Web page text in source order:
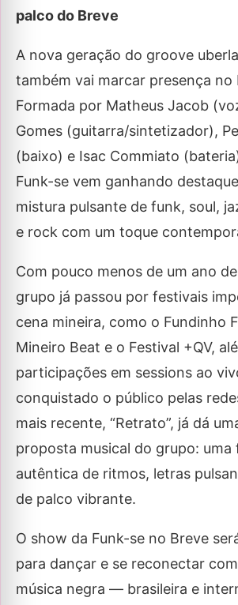
palco do Breve
A nova geração do groove
também vai marcar presença no
Formada por Matheus Jacob
Gomes (guitarra/sintetizador),
(baixo) e Isac Commiato
Funk-se vem ganhando
mistura pulsante de funk, soul,
e rock com um toque
Com pouco menos de um ano
grupo já passou por festivais
cena mineira, como o Fundinho
Mineiro Beat e o Festival +QV,
participações em sessions ao
conquistado o público pelas
mais recente, “Retrato”, já dá
proposta musical do grupo: uma
autêntica de ritmos, letras
de palco vibrante.
O show da Funk-se no Breve
para dançar e se reconectar
música negra — brasileira e